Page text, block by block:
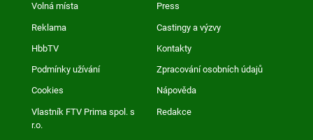
Volná místa Press
Reklama Castingy a výzvy
HbbTV Kontakty
Podmínky užívání Zpracování osobních údajů
Cookies Nápověda
Vlastník FTV Prima spol. s
r.o.
Redakce